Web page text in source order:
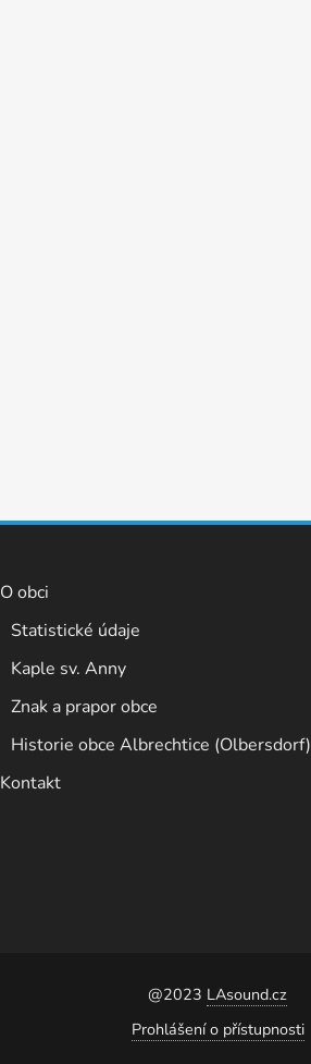
O obci
Statistické údaje
Kaple sv. Anny
Znak a prapor obce
Historie obce Albrechtice (Olbersdorf)
Kontakt
@2023 LAsound.cz
Prohlášení o přístupnosti